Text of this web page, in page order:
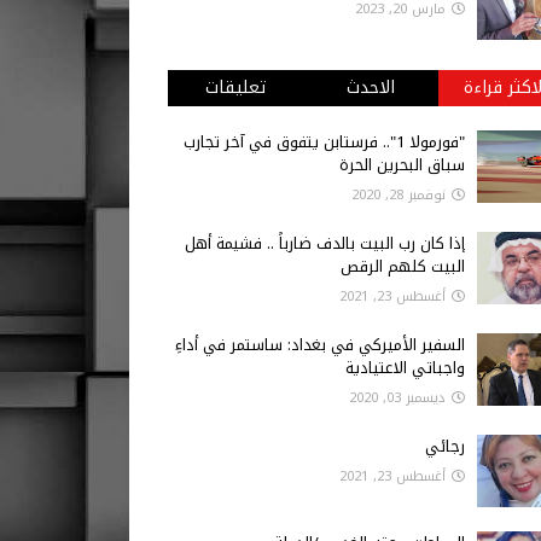
مارس 20, 2023
قراءة الاحدث تعليقات
"فورمولا 1".. فرستابن يتفوق في آخر تجارب
سباق البحرين الحرة
نوفمبر 28, 2020
إذا كان رب البيت بالدف ضارباً .. فشيمة أهل
البيت كلهم الرقص
أغسطس 23, 2021
السفير الأميركي في بغداد: ساستمر في أداءِ
واجباتي الاعتيادية
ديسمبر 03, 2020
رجائي
أغسطس 23, 2021